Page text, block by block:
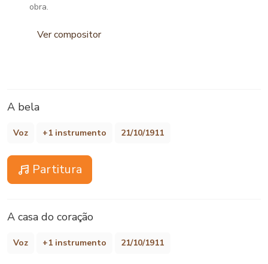
obra.
Ver compositor
A bela
Voz +1 instrumento 21/10/1911
Partitura
A casa do coração
Voz +1 instrumento 21/10/1911